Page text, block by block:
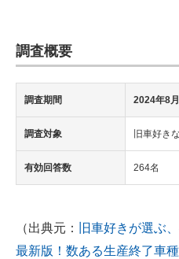
調査概要
調査期間 2024年8
調査対象 旧車好き
有効回答数 264名
（出典元：
旧車好きが選ぶ
最新版！数ある生産終了車